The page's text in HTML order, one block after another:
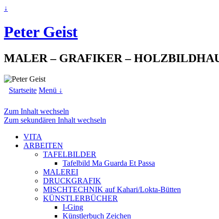
↓
Peter Geist
MALER – GRAFIKER –
Startseite Menü ↓
Zum Inhalt wechseln
Zum sekundären Inhalt wechseln
VITA
ARBEITEN
TAFELBILDER
Tafelbild Ma Guarda Et Passa
MALEREI
DRUCKGRAFIK
MISCHTECHNIK auf Kahari/Lokta-Bütten
KÜNSTLERBÜCHER
I-Ging
Künstlerbuch Zeichen